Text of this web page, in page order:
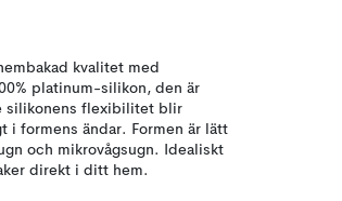
kvalitet med
platinum-silikon, den är
silikonens flexibilitet blir
i formens ändar. Formen är lätt
och mikrovågsugn. Idealiskt
direkt i ditt hem.